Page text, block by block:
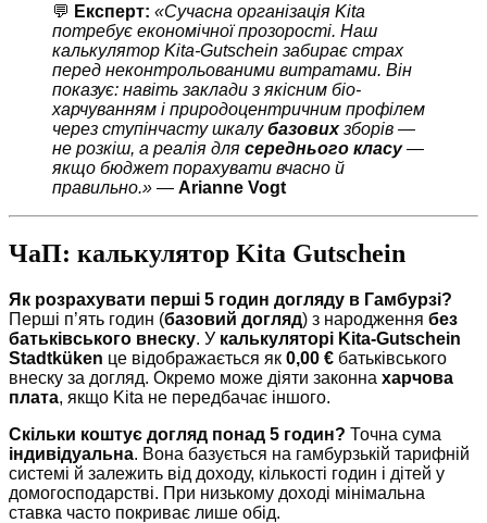
💬 Експерт: «Сучасна організація Kita
потребує економічної прозорості. Наш
калькулятор Kita-Gutschein забирає страх
перед неконтрольованими витратами. Він
показує: навіть заклади з якісним біо-
харчуванням і природоцентричним профілем
через ступінчасту шкалубазовихзборів —
не розкіш, а реалія для середнього класу—
якщо бюджет порахувати вчасно й
правильно.» — Arianne Vogt
ЧаП: калькулятор Kita Gutschein
Як розрахувати перші 5 годин догляду в Гамбурзі?
Перші п’ять годин (базовий догляд) з народження без
батьківського внеску. У калькуляторі Kita-Gutschein
Stadtküken це відображається як 0,00 € батьківського
внеску за догляд. Окремо може діяти законна харчова
плата, якщо Kita не передбачає іншого.
Скільки коштує догляд понад 5 годин? Точна сума
індивідуальна. Вона базується на гамбурзькій тарифній
системі й залежить від доходу, кількості годин і дітей у
домогосподарстві. При низькому доході мінімальна
ставка часто покриває лише обід.